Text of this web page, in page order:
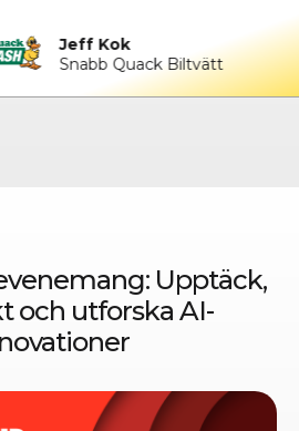
Quack Biltvätt
Upptäck,
och utforska AI-